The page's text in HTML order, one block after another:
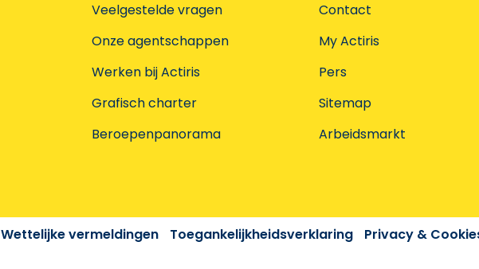
Veelgestelde vragen
Onze agentschappen
Werken bij Actiris
Grafisch charter
Beroepenpanorama
Contact
My Actiris
Pers
Sitemap
Arbeidsmarkt
Wettelijke vermeldingen Toegankelijkheidsverklaring Privacy &